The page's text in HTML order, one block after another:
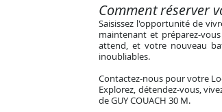
Comment réserver
Saisissez l'opportunité de
maintenant et préparez-
attend, et votre nouveau
inoubliables.
Contactez-nous pour votre
Explorez, détendez-vous,
de GUY COUACH 30 M.